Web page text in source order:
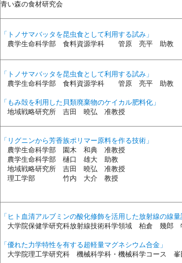
青い森の食材研究会
「トノサマバッタを昆虫食として利用する試み」
農学生命科学部 食料資源学科 管原 亮平 助教
「トノサマバッタを昆虫食として利用する試み」
農学生命科学部 食料資源学科 管原 亮平 助教
「もみ殻を利用した貝類廃棄物のケイカル肥料化」
地域戦略研究所 吉田 曉弘 准教授
「リグニンから芳香族ポリマー原料を作る技術」
農学生命科学部 園木 和典 准教授
農学生命科学部 樋口 雄大 助教
地域戦略研究所 吉田 曉弘 准教授
理工学部 竹内 大介 教授
「ヒト血清アルブミンの酸化修飾を活用した放射線の線
大学院保健学研究科放射線技術科学領域 柏倉 幾郎
「優れた力学特性を有する超軽量マグネシウム合金」
大学院理工学研究科 機械科学科・機械科学コース